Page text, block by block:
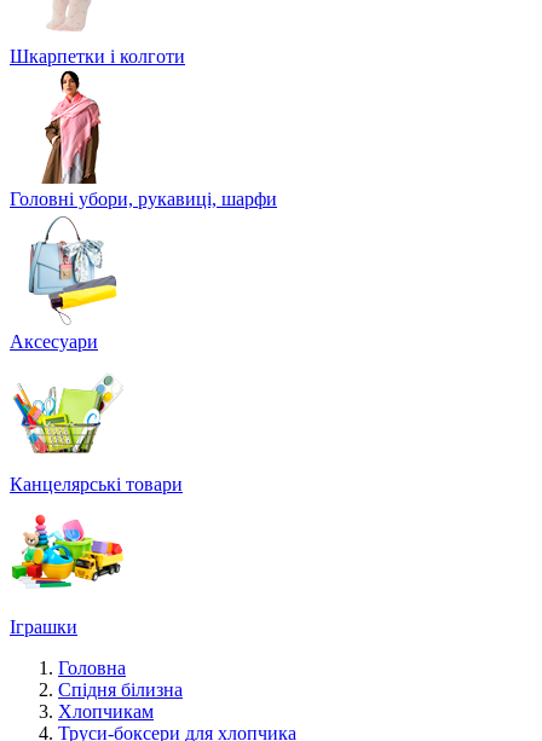
Шкарпетки і колготи
Головні убори, рукавиці, шарфи
Аксесуари
Канцелярські товари
Іграшки
Головна
Спідня білизна
Хлопчикам
Труси-боксери для хлопчика